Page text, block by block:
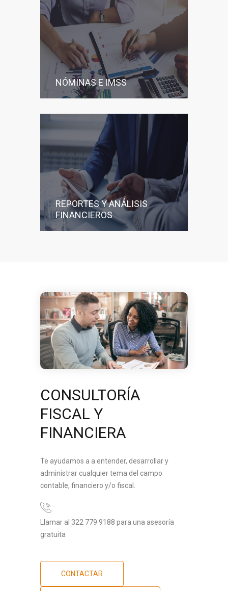
NÓMINAS E IMSS
REPORTES Y ANÁLISIS
FINANCIEROS
CONSULTORÍA
FISCAL Y
FINANCIERA
Te ayudamos a a entender, desarrollar y
administrar cualquier tema del campo
contable, financiero y/o fiscal.
Llamar al 322 779 9188 para una asesoría
gratuita
CONTACTAR